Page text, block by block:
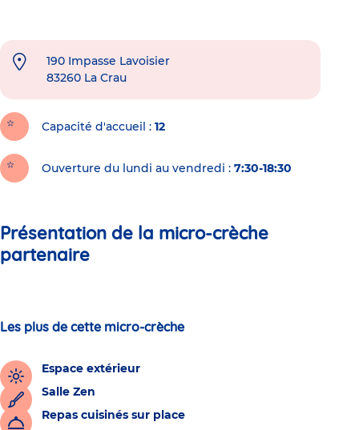
190 Impasse Lavoisier
83260 La Crau
Capacité d'accueil 12
Ouverture du lundi au vendredi : 7:30-18:30
Présentation de la micro-crèche
partenaire
Les plus de cette micro-crèche
Espace extérieur
Salle Zen
Repas cuisinés sur place